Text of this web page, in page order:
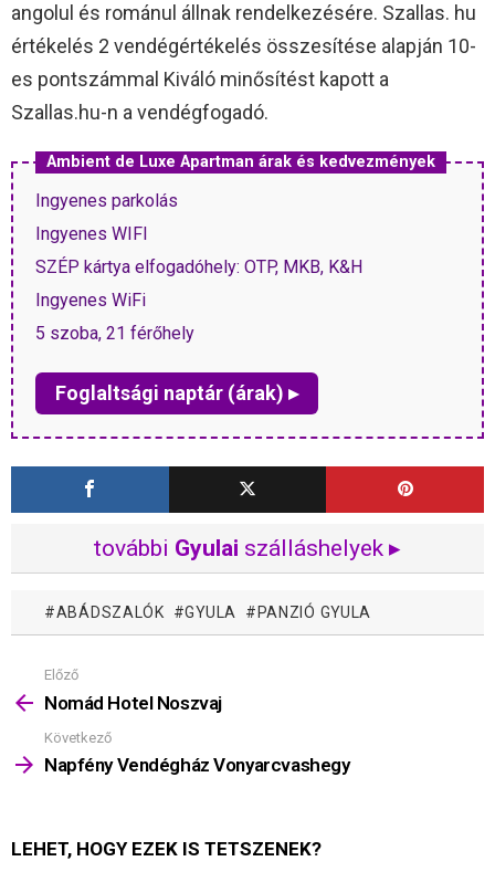
angolul és románul állnak rendelkezésére. Szallas. hu
értékelés 2 vendégértékelés összesítése alapján 10-
es pontszámmal Kiváló minősítést kapott a
Szallas.hu-n a vendégfogadó.
Ambient de Luxe Apartman árak és kedvezmények
Ingyenes parkolás
Ingyenes WIFI
SZÉP kártya elfogadóhely: OTP, MKB, K&H
Ingyenes WiFi
5 szoba, 21 férőhely
Foglaltsági naptár (árak) ▸
további Gyulai szálláshelyek ▸
ABÁDSZALÓK GYULA PANZIÓ GYULA
Mutass
többet
Előző
Nomád Hotel Noszvaj
Következő
Napfény Vendégház Vonyarcvashegy
LEHET, HOGY EZEK IS TETSZENEK?